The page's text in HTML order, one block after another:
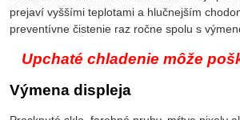
prejaví vyššími teplotami a hlučnejším
preventívne čistenie raz ročne spolu s
Upchaté chladenie môže
Výmena displeja